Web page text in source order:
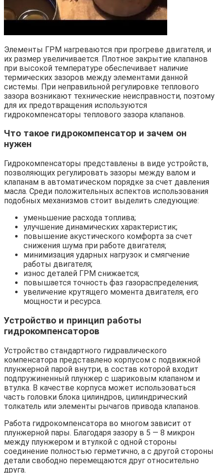
Элементы ГРМ нагреваются при прогреве двигателя, и
их размер увеличивается. Плотное закрытие клапанов
при высокой температуре обеспечивает наличие
термических зазоров между элементами данной
системы. При неправильной регулировке теплового
зазора возникают технические неисправности, поэтому
для их предотвращения используются
гидрокомпенсаторы теплового зазора клапанов.
Что такое гидрокомпенсатор и зачем он
нужен
Гидрокомпенсаторы представлены в виде устройств,
позволяющих регулировать зазоры между валом и
клапанам в автоматическом порядке за счет давления
масла. Среди положительных аспектов использования
подобных механизмов стоит выделить следующие:
уменьшение расхода топлива;
улучшение динамических характеристик;
повышение акустического комфорта за счет
снижения шума при работе двигателя;
минимизация ударных нагрузок и смягчение
работы двигателя;
износ деталей ГРМ снижается;
повышается точность фаз газораспределения;
увеличение крутящего момента двигателя, его
мощности и ресурса.
Устройство и принцип работы
гидрокомпенсаторов
Устройство стандартного гидравлического
компенсатора представлено корпусом с подвижной
плунжерной парой внутри, в состав которой входит
подпружиненный плунжер с шариковым клапаном и
втулка. В качестве корпуса может использоваться
часть головки блока цилиндров, цилиндрический
толкатель или элементы рычагов привода клапанов.
Работа гидрокомпенсатора во многом зависит от
плунжерной пары. Благодаря зазору в 5 — 8 микрон
между плунжером и втулкой с одной стороны
соединение полностью герметично, а с другой стороны
детали свободно перемещаются друг относительно
друга.